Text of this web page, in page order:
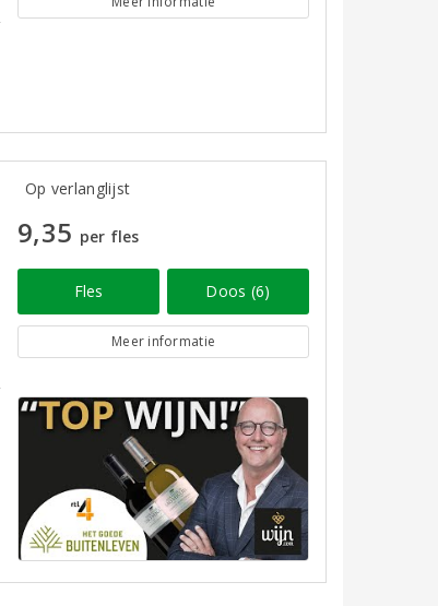
Op verlanglijst
9,35 per fles
Fles Doos (6)
Meer informatie